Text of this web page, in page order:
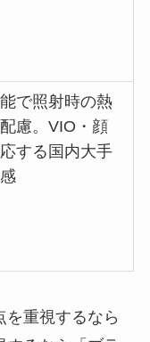
で照射時の熱
慮。VIO・顔
する国内大手
重視するなら